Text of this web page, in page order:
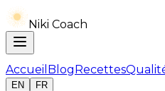
Niki Coach
Accueil BlogRecettes
EN
FR